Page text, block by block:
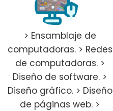
> Ensamblaje de
computadoras. > Redes
de computadoras. >
Diseño de software. >
Diseño gráfico. > Diseño
de páginas web. >